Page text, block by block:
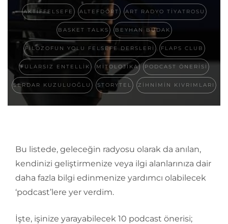
AKTIFFELSEFE ALTEFDÖRT ART RADYO TIYATROSU
BASKET TALKS BEYHAN BUDAK
FILOZOFUN YOLU FELSEFE DERSLERI FLAPS CLUB
FULARSIZ ENTELLIK MITOLOJIKA PODCAST ÖNERISI
SERDAR KUZULUOĞLU STORYTEL ZIHNIMIN KIVRIMLARI
Bu listede, geleceğin radyosu olarak da anılan,
kendinizi geliştirmenize veya ilgi alanlarınıza dair
daha fazla bilgi edinmenize yardımcı olabilecek
‘podcast’lere yer verdim.
İşte, işinize yarayabilecek 10 podcast önerisi;